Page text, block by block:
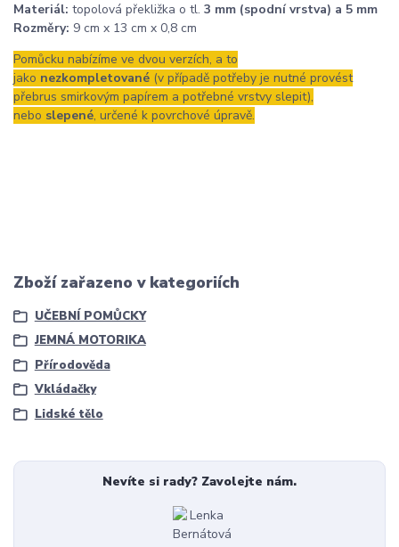
Materiál: topolová překližka o tl. 3 mm (spodní vrstva) a 5 mm
Rozměry: 9 cm x 13 cm x 0,8 cm
Pomůcku nabízíme ve dvou verzích, a to
jako nezkompletované (v případě potřeby je nutné provést
přebrus smirkovým papírem a potřebné vrstvy slepit),
nebo slepené, určené k povrchové úpravě.
Zboží zařazeno v kategoriích
UČEBNÍ POMŮCKY
JEMNÁ MOTORIKA
Přírodověda
Vkládačky
Lidské tělo
Nevíte si rady? Zavolejte nám.